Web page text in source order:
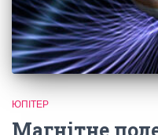
ЮПІТЕР